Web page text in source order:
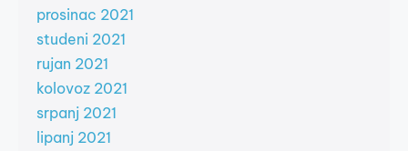
prosinac 2021
studeni 2021
rujan 2021
kolovoz 2021
srpanj 2021
lipanj 2021